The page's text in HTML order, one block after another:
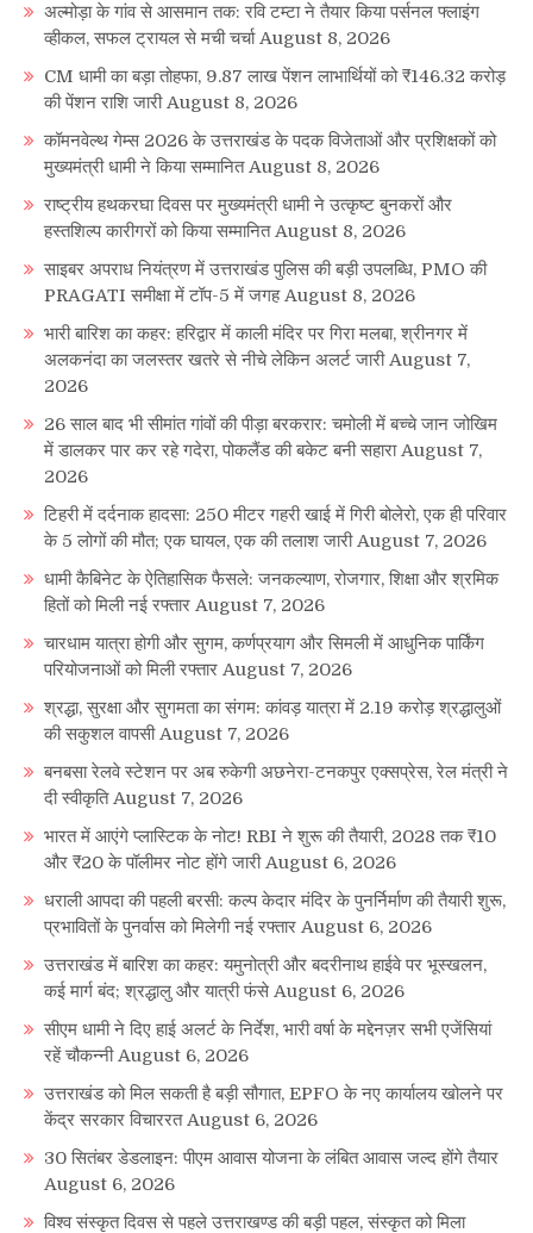
अल्मोड़ा के गांव से आसमान तक: रवि टम्टा ने तैयार किया पर्सनल फ्लाइंग
व्हीकल, सफल ट्रायल से मची चर्चा August 8, 2026
CM धामी का बड़ा तोहफा, 9.87 लाख पेंशन लाभार्थियों को ₹146.32 करोड़
की पेंशन राशि जारी August 8, 2026
कॉमनवेल्थ गेम्स 2026 के उत्तराखंड के पदक विजेताओं और प्रशिक्षकों को
मुख्यमंत्री धामी ने किया सम्मानित August 8, 2026
राष्ट्रीय हथकरघा दिवस पर मुख्यमंत्री धामी ने उत्कृष्ट बुनकरों और
हस्तशिल्प कारीगरों को किया सम्मानित August 8, 2026
साइबर अपराध नियंत्रण में उत्तराखंड पुलिस की बड़ी उपलब्धि, PMO की
PRAGATI समीक्षा में टॉप-5 में जगह August 8, 2026
भारी बारिश का कहर: हरिद्वार में काली मंदिर पर गिरा मलबा, श्रीनगर में
अलकनंदा का जलस्तर खतरे से नीचे लेकिन अलर्ट जारी August 7,
2026
26 साल बाद भी सीमांत गांवों की पीड़ा बरकरार: चमोली में बच्चे जान जोखिम
में डालकर पार कर रहे गदेरा, पोकलैंड की बकेट बनी सहारा August 7,
2026
टिहरी में दर्दनाक हादसा: 250 मीटर गहरी खाई में गिरी बोलेरो, एक ही परिवार
के 5 लोगों की मौत; एक घायल, एक की तलाश जारी August 7, 2026
धामी कैबिनेट के ऐतिहासिक फैसले: जनकल्याण, रोजगार, शिक्षा और श्रमिक
हितों को मिली नई रफ्तार August 7, 2026
चारधाम यात्रा होगी और सुगम, कर्णप्रयाग और सिमली में आधुनिक पार्किंग
परियोजनाओं को मिली रफ्तार August 7, 2026
श्रद्धा, सुरक्षा और सुगमता का संगम: कांवड़ यात्रा में 2.19 करोड़ श्रद्धालुओं
की सकुशल वापसी August 7, 2026
बनबसा रेलवे स्टेशन पर अब रुकेगी अछनेरा-टनकपुर एक्सप्रेस, रेल मंत्री ने
दी स्वीकृति August 7, 2026
भारत में आएंगे प्लास्टिक के नोट! RBI ने शुरू की तैयारी, 2028 तक ₹10
और ₹20 के पॉलीमर नोट होंगे जारी August 6, 2026
धराली आपदा की पहली बरसी: कल्प केदार मंदिर के पुनर्निर्माण की तैयारी शुरू,
प्रभावितों के पुनर्वास को मिलेगी नई रफ्तार August 6, 2026
उत्तराखंड में बारिश का कहर: यमुनोत्री और बदरीनाथ हाईवे पर भूस्खलन,
कई मार्ग बंद; श्रद्धालु और यात्री फंसे August 6, 2026
सीएम धामी ने दिए हाई अलर्ट के निर्देश, भारी वर्षा के मद्देनज़र सभी एजेंसियां
रहें चौकन्नी August 6, 2026
उत्तराखंड को मिल सकती है बड़ी सौगात, EPFO के नए कार्यालय खोलने पर
केंद्र सरकार विचाररत August 6, 2026
30 सितंबर डेडलाइन: पीएम आवास योजना के लंबित आवास जल्द होंगे तैयार
August 6, 2026
विश्व संस्कृत दिवस से पहले उत्तराखण्ड की बड़ी पहल, संस्कृत को मिला